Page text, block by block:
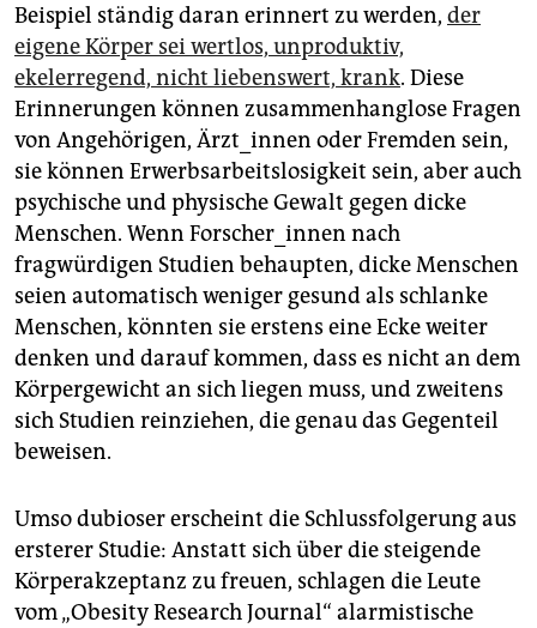
Beispiel ständig daran erinnert zu werden, der
eigene Körper sei wertlos, unproduktiv,
ekelerregend, nicht liebenswert, krank. Diese
Erinnerungen können zusammenhanglose Fragen
von Angehörigen, Ärzt_innen oder Fremden sein,
sie können Erwerbsarbeitslosigkeit sein, aber auch
psychische und physische Gewalt gegen dicke
Menschen. Wenn Forscher_innen nach
fragwürdigen Studien behaupten, dicke Menschen
seien automatisch weniger gesund als schlanke
Menschen, könnten sie erstens eine Ecke weiter
denken und darauf kommen, dass es nicht an dem
Körpergewicht an sich liegen muss, und zweitens
sich Studien reinziehen, die genau das Gegenteil
beweisen.
Umso dubioser erscheint die Schlussfolgerung aus
ersterer Studie: Anstatt sich über die steigende
Körperakzeptanz zu freuen, schlagen die Leute
vom „Obesity Research Journal“ alarmistische